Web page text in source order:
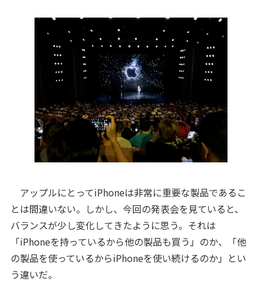
アップルにとってiPhoneは非常に重要な製品であるこ
とは間違いない。しかし、今回の発表会を見ていると、
バランスが少し変化してきたように思う。それは
「iPhoneを持っているから他の製品も買う」のか、「他
の製品を使っているからiPhoneを使い続けるのか」とい
う違いだ。